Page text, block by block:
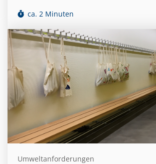
ca. 2 Minuten
Umweltanforderungen